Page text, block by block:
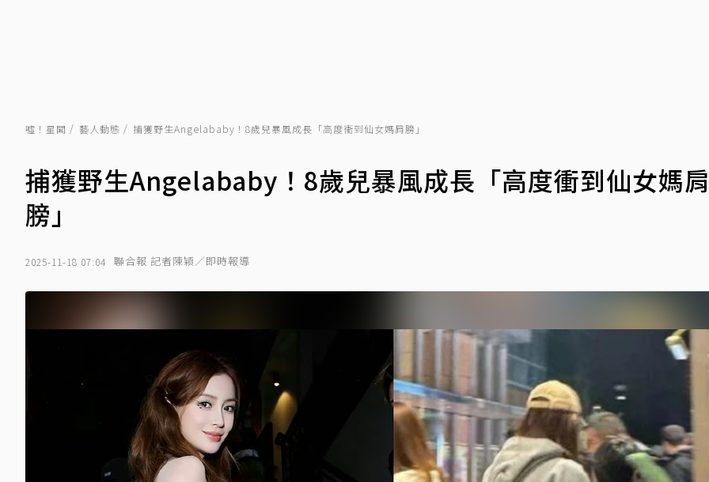
噓！星聞 藝人動態 捕獲野生Angelababy！8歲兒暴風成長「高度衝到仙女媽肩膀」
捕獲野生Angelababy！8歲兒暴風成長「高度衝到仙女媽
膀」
2025-11-18 07:04 聯合報 記者陳穎／即時報導